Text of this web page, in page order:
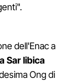
dell'Enac a
Sar libica
Ong di